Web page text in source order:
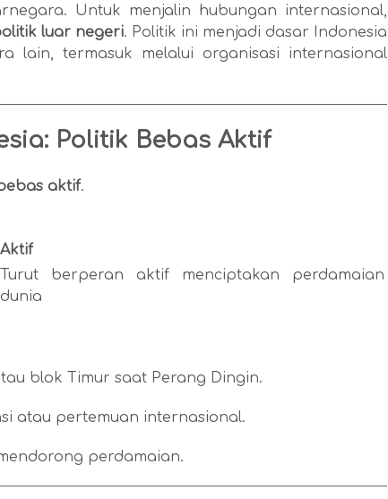
Untuk menjalin hubungan internasional,
luar negeri. Politik ini menjadi dasar Indonesia
lain, termasuk melalui organisasi internasional
Politik Bebas Aktif
aktif.
Aktif
Turut berperan aktif menciptakan perdamaian
dunia
blok Timur saat Perang Dingin.
atau pertemuan internasional.
perdamaian.